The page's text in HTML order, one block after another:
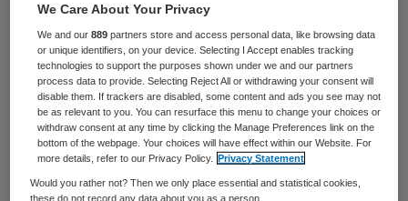
de veiligheid van patiënten en
medewerkers.
Voor patiënten die terugkeren uit een land
of regio waar code oranje of rood geldt en
die een afspraak hebben bij een polikliniek,
bij radiologie of voor bloedprikken, wordt de
We Care About Your Privacy
We and our889 partners store and access personal data, like browsing data
or unique identifiers, on your device. Selecting I Accept enables tracking
technologies to support the purposes shown under we and our partners
process data to provide. Selecting Reject All or withdrawing your consent will
disable them. If trackers are disabled, some content and ads you see may not
be as relevant to you. You can resurface this menu to change your choices or
withdraw consent at any time by clicking the Manage Preferences link on the
bottom of the webpage. Your choices will have effect within our Website. For
more details, refer to our Privacy Policy.
Privacy Statement
Would you rather not? Then we only place essential and statistical cookies,
these do not record any data about you as a person